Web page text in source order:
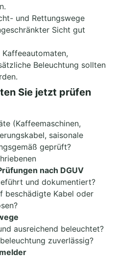
und Rettungswege
Sicht gut
Kaffeeautomaten,
Beleuchtung sollten
Sie jetzt prüfen
(Kaffeemaschinen,
saisonale
geprüft?
nach DGUV
und dokumentiert?
beschädigte Kabel oder
ausreichend beleuchtet?
zuverlässig?